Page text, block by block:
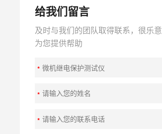
给我们留言
及时与我们的团队取得联系，很乐意
为您提供帮助